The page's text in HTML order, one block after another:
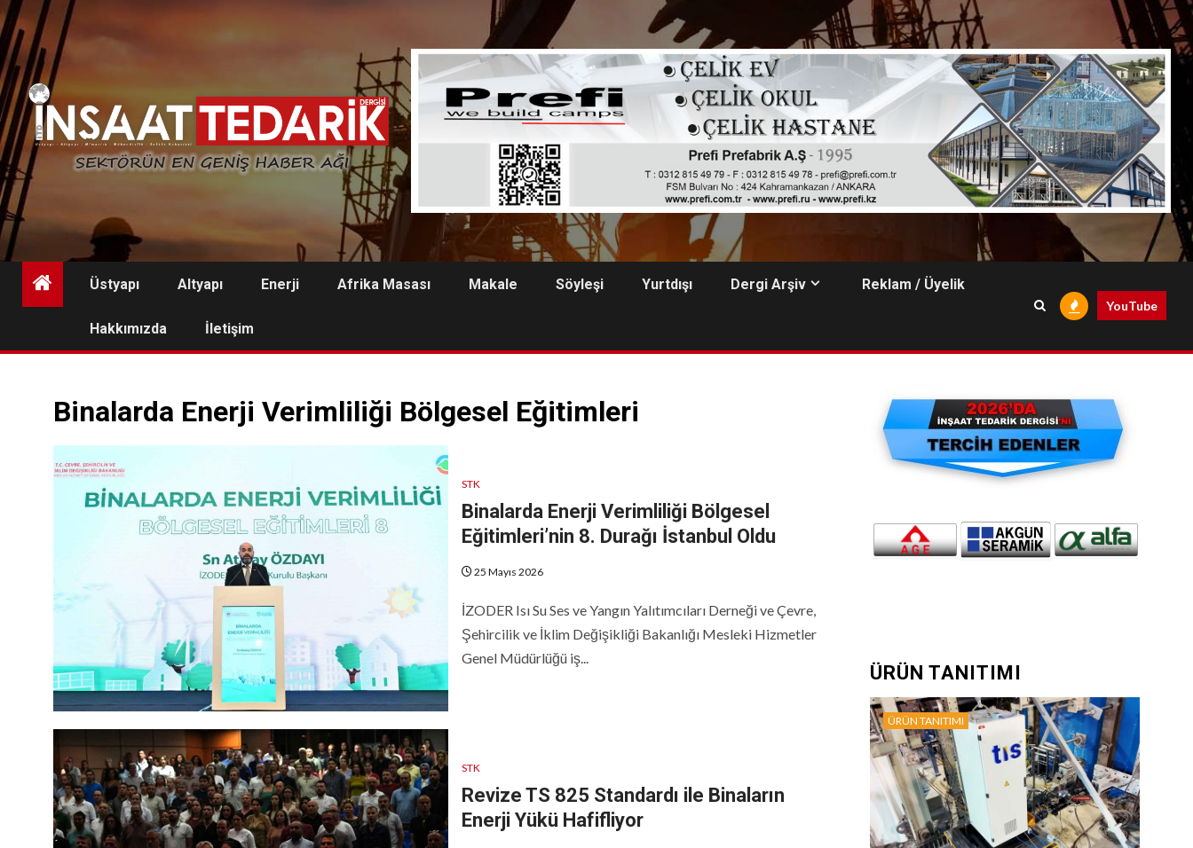
Skip
to
content
Üstyapı Altyapı Enerji Afrika Masası Makale Söyleşi Yurtdışı Dergi Arşiv Reklam / Üyelik
Hakkımızda İletişim
YouTube
Binalarda Enerji Verimliliği Bölgesel Eğitimleri
STK
Binalarda Enerji Verimliliği Bölgesel
Eğitimleri’nin 8. Durağı İstanbul Oldu
25 Mayıs 2026
İZODER Isı Su Ses ve Yangın Yalıtımcıları Derneği ve Çevre,
Şehircilik ve İklim Değişikliği Bakanlığı Mesleki Hizmetler
Genel Müdürlüğü iş...
STK
Revize TS 825 Standardı ile Binaların
Enerji Yükü Hafifliyor
ÜRÜN TANITIMI
ÜRÜN TANITIMI